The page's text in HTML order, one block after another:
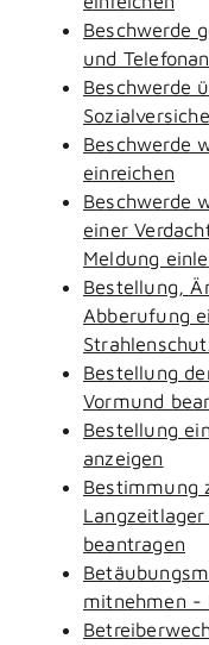
Beschwerde
und
Beschwerde
Beschwerde
einreichen
Beschwerde
einer
Meldung
Bestellung,
Abberufung
Bestellung
Vormund
Bestellung
anzeigen
Bestimmung
beantragen
mitnehmen -